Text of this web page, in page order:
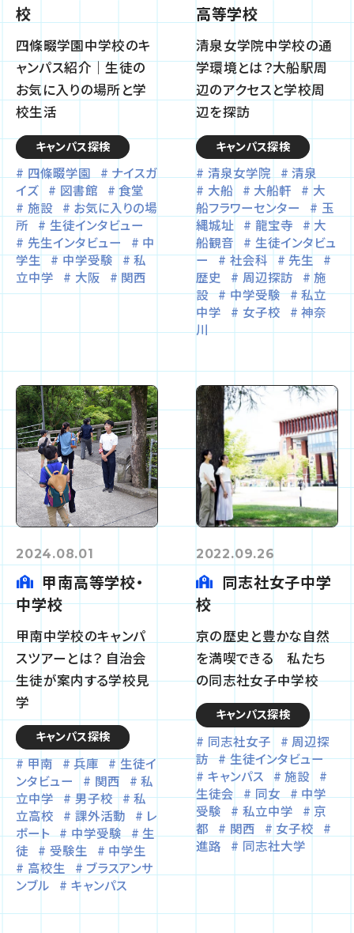
校
四條畷学園中学校のキ
ャンパス紹介｜生徒の
お気に入りの場所と学
校生活
キャンパス探検
四條畷学園
ナイスガ
イズ
図書館
食堂
施設
お気に入りの場
所
生徒インタビュー
先生インタビュー
中
学生
中学受験
私
立中学
大阪 関西
高等学校
清泉女学院中学校の通
学環境とは？大船駅周
辺のアクセスと学校周
辺を探訪
キャンパス探検
清泉女学院
清泉
大船
大船軒
大
船フラワーセンター
玉
縄城址
龍宝寺
大
船観音
生徒インタビュ
ー
社会科
先生
歴史
周辺探訪
施
設
中学受験
私立
中学
女子校
神奈
川
2024.08.01
甲南高等学校・
中学校
甲南中学校のキャンパ
スツアーとは？ 自治会
生徒が案内する学校見
学
キャンパス探検
甲南 兵庫
生徒イ
ンタビュー
関西
私
立中学
男子校
私
立高校
課外活動
レ
ポート
中学受験
生
徒
受験生
中学生
高校生
ブラスアンサ
ンブル
キャンパス
2022.09.26
同志社女子中学
校
京の歴史と豊かな自然
を満喫できる 私たち
の同志社女子中学校
キャンパス探検
同志社女子
周辺探
訪
生徒インタビュー
キャンパス
施設
生徒会
同女
中学
受験
私立中学
京
都
関西
女子校
進路
同志社大学